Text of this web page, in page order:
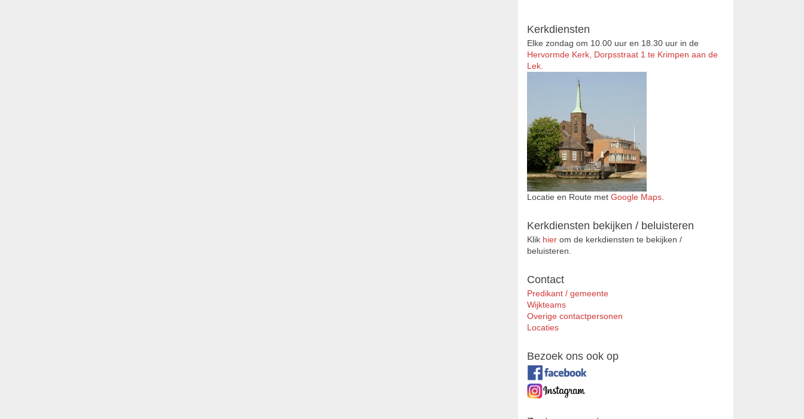
Kerkdiensten
Elke zondag om 10.00 uur en 18.30 uur in de
Hervormde Kerk, Dorpsstraat 1 te Krimpen aan de
Lek.
Locatie en Route metGoogle Maps.
Kerkdiensten bekijken / beluisteren
Klik hier om de kerkdiensten te bekijken /
beluisteren.
Contact
Predikant / gemeente
Wijkteams
Overige contactpersonen
Locaties
Bezoek ons ook op